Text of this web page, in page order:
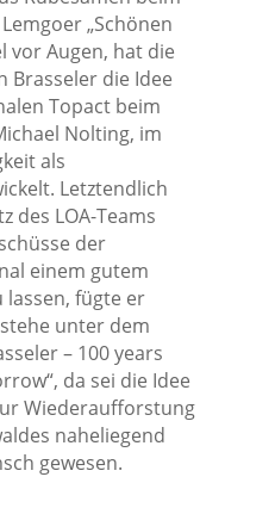
„Schönen
vor Augen, hat die
Brasseler die Idee
Topact beim
Nolting, im
als
Letztendlich
des LOA-Teams
der
einem gutem
lassen, fügte er
unter dem
– 100 years
da sei die Idee
Wiederaufforstung
naheliegend
gewesen.